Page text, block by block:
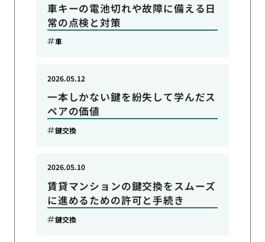
車キーの電池切れや故障に備える日
常の点検と対策
車
一本しかない鍵を紛失して学んだス
ペアの価値
2026.05.12
鍵交換
賃貸マンションの鍵交換をスムーズ
に進めるための許可と手続き
2026.05.10
鍵交換